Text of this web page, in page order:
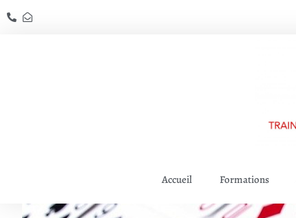
Accueil Formations